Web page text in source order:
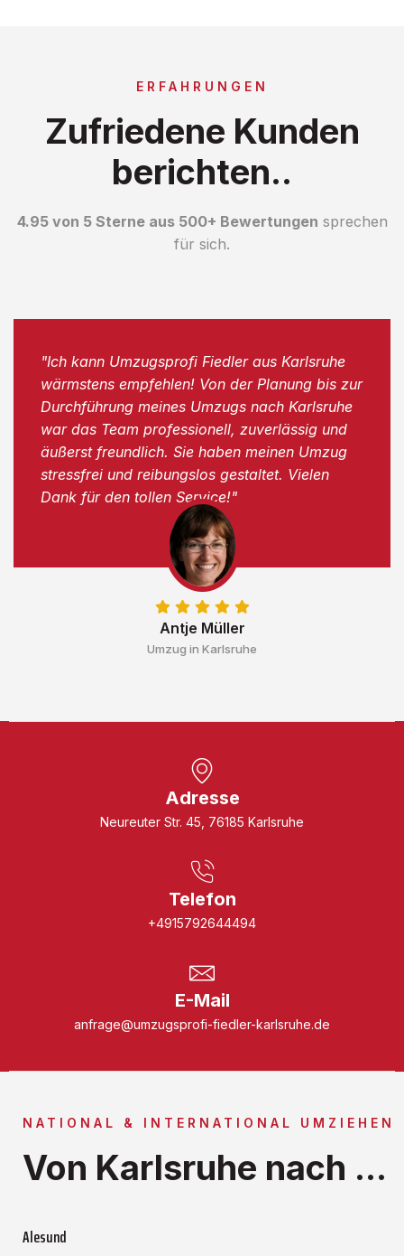
ERFAHRUNGEN
Zufriedene Kunden
berichten..
4.95 von 5 Sterne aus 500+ Bewertungen sprechen
für sich.
Antje Müller
Umzug in Karlsruhe
"Ich kann Umzugsprofi Fiedler aus Karlsruhe
wärmstens empfehlen! Von der Planung bis zur
Durchführung meines Umzugs nach Karlsruhe
war das Team professionell, zuverlässig und
äußerst freundlich. Sie haben meinen Umzug
stressfrei und reibungslos gestaltet. Vielen
Dank für den tollen Service!"
Adresse
Neureuter Str. 45, 76185 Karlsruhe
Telefon
+4915792644494
E-Mail
anfrage@umzugsprofi-fiedler-karlsruhe.de
NATIONAL & INTERNATIONAL UMZIEHEN
Von Karlsruhe nach ...
Alesund